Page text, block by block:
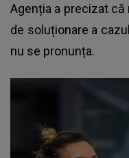
Agenția a precizat că
de soluționare a
nu se pronunța.